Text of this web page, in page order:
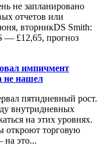
не запланировано
отчетов или
вторникDS Smith:
— £12,65, прогноз
импичмент
не нашел
пятидневный рост.
внутридневных
на этих уровнях.
откроют торговую
на это...